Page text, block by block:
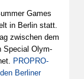
Games
in Berlin statt.
zwi­schen dem
Spe­cial Olym­
PRO­PRO­
Ber­li­ner